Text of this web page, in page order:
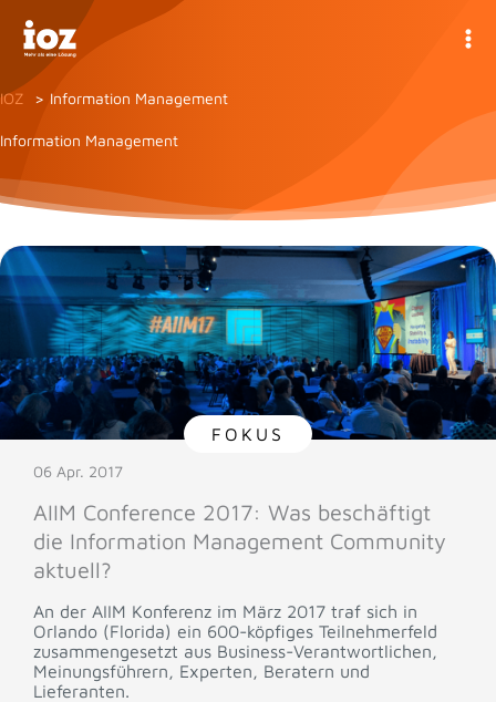
Inhalt
springen
IOZ Information Management
Information Management
FOKUS
06 Apr. 2017
AIIM Conference 2017: Was beschäftigt
die Information Management Community
aktuell?
An der AIIM Konferenz im März 2017 traf sich in
Orlando (Florida) ein 600-köpfiges Teilnehmerfeld
zusammengesetzt aus Business-Verantwortlichen,
Meinungsführern, Experten, Beratern und
Lieferanten.